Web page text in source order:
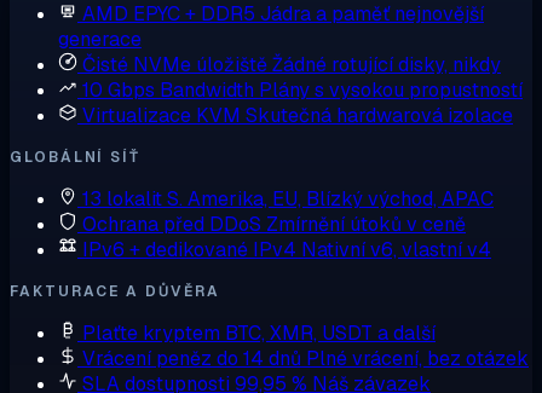
AMD EPYC + DDR5 Jádra a paměť nejnovější
generace
Čisté NVMe úložištěŽádné rotující disky, nikdy
10 Gbps Bandwidth Plány s vysokou propustností
Virtualizace KVM Skutečná hardwarová izolace
GLOBÁLNÍ SÍŤ
13 lokalitS. Amerika, EU, Blízký východ, APAC
Ochrana před DDoS Zmírnění útoků v ceně
IPv6 + dedikované IPv4 Nativní v6, vlastní v4
FAKTURACE A DŮVĚRA
Plaťte kryptem BTC, XMR, USDT a další
Vrácení peněz do 14 dnů Plné vrácení, bez otázek
SLA dostupnosti 99,95 % Náš závazek